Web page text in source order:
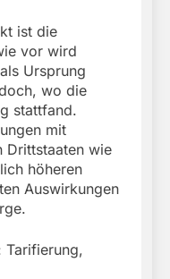
ist die
vor wird
Ursprung
wo die
stattfand.
mit
Drittstaaten wie
höheren
Auswirkungen
Tarifierung,